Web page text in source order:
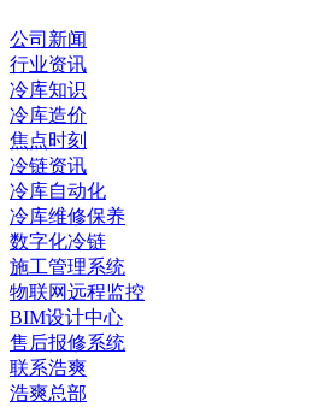
公司新闻
行业资讯
冷库知识
冷库造价
焦点时刻
冷链资讯
冷库自动化
冷库维修保养
数字化冷链
施工管理系统
物联网远程监控
BIM设计中心
售后报修系统
联系浩爽
浩爽总部